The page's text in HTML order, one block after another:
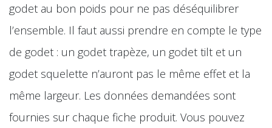
godet au bon poids pour ne pas déséquilibrer
l’ensemble. Il faut aussi prendre en compte le type
de godet : un godet trapèze, un godet tilt et un
godet squelette n’auront pas le même effet et la
même largeur. Les données demandées sont
fournies sur chaque fiche produit. Vous pouvez